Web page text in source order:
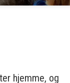
hjemme, og